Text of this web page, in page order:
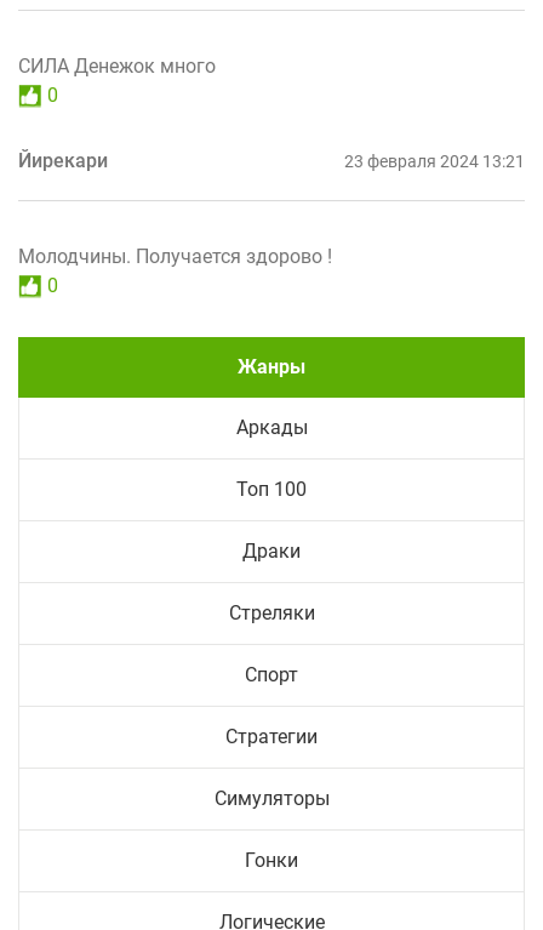
СИЛА Денежок много
0
Йирекари 23 февраля 2024 13:21
Молодчины. Получается здорово !
0
Жанры
Аркады
Топ 100
Драки
Стреляки
Спорт
Стратегии
Симуляторы
Гонки
Логические